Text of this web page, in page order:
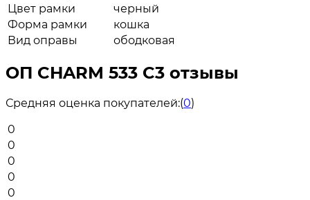
Цвет рамки
черный
Форма рамки
кошка
Вид оправы
ободковая
ОП CHARM 533 C3 отзывы
Средняя оценка покупателей:(0)
0
0
0
0
0